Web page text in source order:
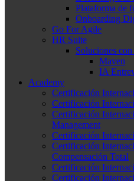
Plataforma de
Onboarding
Go For Agile
HR Suite
Soluciones
Maven
IA
Academy
Certificación
Certificación
Certificación
Management
Certificación
Certificación
Compensación Total
Certificación
Certificación